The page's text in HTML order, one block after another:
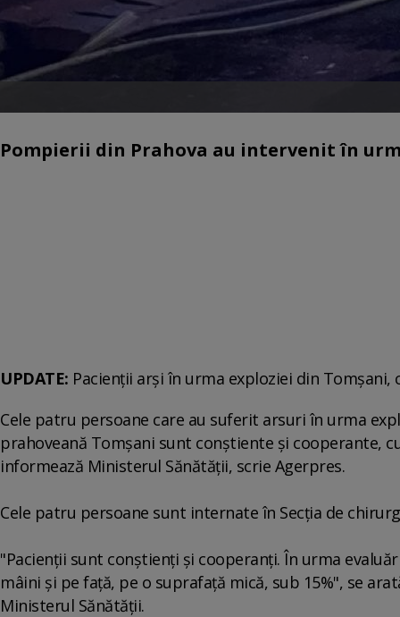
Pompierii din Prahova au intervenit în
UPDATE: Pacienţii arşi în urma exploziei din
Cele patru persoane care au suferit arsuri în urma
prahoveană Tomşani sunt conştiente şi cooperante,
informează Ministerul Sănătăţii, scrie Agerpres.
Cele patru persoane sunt internate în Secţia de
"Pacienţii sunt conştienţi şi cooperanţi. În urma
mâini şi pe faţă, pe o suprafaţă mică, sub 15%", se
Ministerul Sănătăţii.